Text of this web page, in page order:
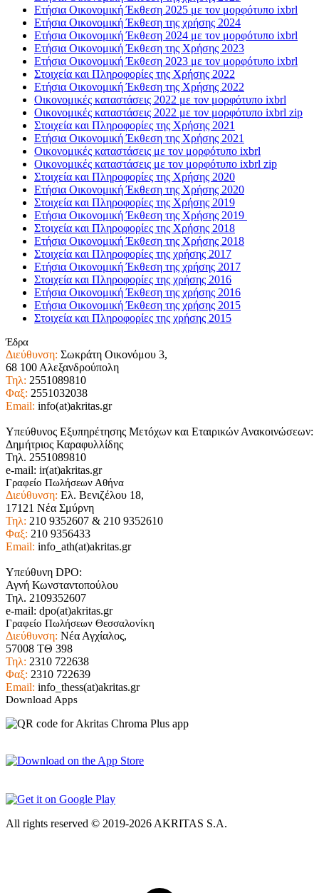
Ετήσια Οικονομική Έκθεση 2025 με τον μορφότυπο ixbrl
Ετήσια Οικονομική Έκθεση της χρήσης 2024
Ετήσια Οικονομική Έκθεση 2024 με τον μορφότυπο ixbrl
Ετήσια Οικονομική Έκθεση της Χρήσης 2023
Ετήσια Οικονομική Έκθεση 2023 με τον μορφότυπο ixbrl
Στοιχεία και Πληροφορίες της Χρήσης 2022
Ετήσια Οικονομική Έκθεση της Χρήσης 2022
Oικονομικές καταστάσεις 2022 με τον μορφότυπο ixbrl
Oικονομικές καταστάσεις 2022 με τον μορφότυπο ixbrl zip
Στοιχεία και Πληροφορίες της Χρήσης 2021
Ετήσια Οικονομική Έκθεση της Χρήσης 2021
Oικονομικές καταστάσεις με τον μορφότυπο ixbrl
Oικονομικές καταστάσεις με τον μορφότυπο ixbrl zip
Στοιχεία και Πληροφορίες της Χρήσης 2020
Ετήσια Οικονομική Έκθεση της Χρήσης 2020
Στοιχεία και Πληροφορίες της Χρήσης 2019
Ετήσια Οικονομική Έκθεση της Χρήσης 2019
Στοιχεία και Πληροφορίες της Χρήσης 2018
Ετήσια Οικονομική Έκθεση της Χρήσης 2018
Στοιχεία και Πληροφορίες της χρήσης 2017
Ετήσια Οικονομική Έκθεση της χρήσης 2017
Στοιχεία και Πληροφορίες της χρήσης 2016
Ετήσια Οικονομική Έκθεση της χρήσης 2016
Ετήσια Οικονομική Έκθεση της χρήσης 2015
Στοιχεία και Πληροφορίες της χρήσης 2015
Έδρα
Διεύθυνση: Σωκράτη Οικονόμου 3,
68 100 Αλεξανδρούπολη
Τηλ: 2551089810
Φαξ: 2551032038
Email: info(at)akritas.gr
Υπεύθυνος Εξυπηρέτησης Μετόχων και Εταιρικών Ανακοινώσεων:
Δημήτριος Καραφυλλίδης
Τηλ. 2551089810
e-mail: ir(at)akritas.gr
Γραφείο Πωλήσεων Αθήνα
Διεύθυνση: Ελ. Βενιζέλου 18,
17121 Νέα Σμύρνη
Τηλ: 210 9352607 & 210 9352610
Φαξ: 210 9356433
Email: info_ath(at)akritas.gr
Υπεύθυνη DPO:
Αγνή Κωνσταντοπούλου
Τηλ. 2109352607
e-mail: dpo(at)akritas.gr
Γραφείο Πωλήσεων Θεσσαλονίκη
Διεύθυνση: Νέα Αγχίαλος,
57008 ΤΘ 398
Τηλ: 2310 722638
Φαξ: 2310 722639
Email: info_thess(at)akritas.gr
Download Apps
All rights reserved © 2019-2026 AKRITAS S.A.